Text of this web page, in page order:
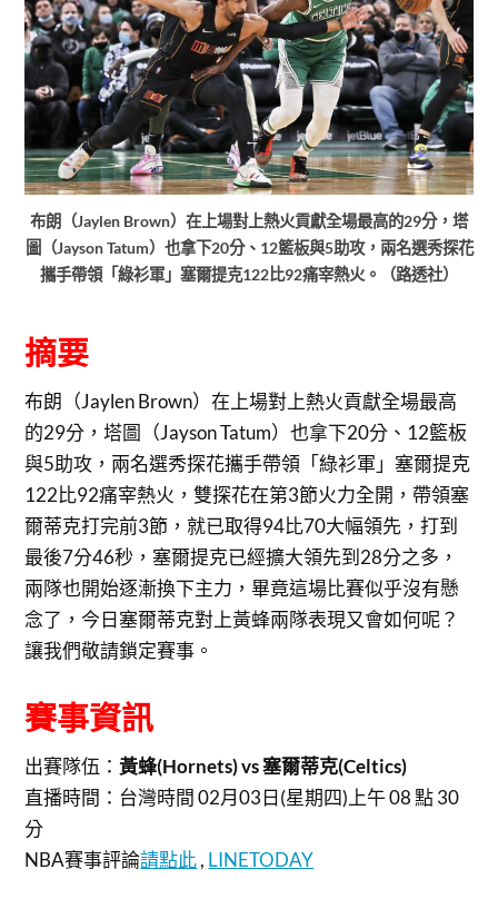
布朗（Jaylen Brown）在上場對上熱火貢獻全場最高的29分，塔
圖（Jayson Tatum）也拿下20分、12籃板與5助攻，兩名選秀探花
攜手帶領「綠衫軍」塞爾提克122比92痛宰熱火。（路透社）
摘要
布朗（Jaylen Brown）在上場對上熱火貢獻全場最高
的29分，塔圖（Jayson Tatum）也拿下20分、12籃板
與5助攻，兩名選秀探花攜手帶領「綠衫軍」塞爾提克
122比92痛宰熱火，雙探花在第3節火力全開，帶領塞
爾蒂克打完前3節，就已取得94比70大幅領先，打到
最後7分46秒，塞爾提克已經擴大領先到28分之多，
兩隊也開始逐漸換下主力，畢竟這場比賽似乎沒有懸
念了，今日塞爾蒂克對上黃蜂兩隊表現又會如何呢？
讓我們敬請鎖定賽事。
賽事資訊
出賽隊伍：黃蜂(Hornets) vs 塞爾蒂克(Celtics)
直播時間： 台灣時間 02月03日(星期四)上午 08 點 30
分
NBA賽事評論請點此, LINETODAY